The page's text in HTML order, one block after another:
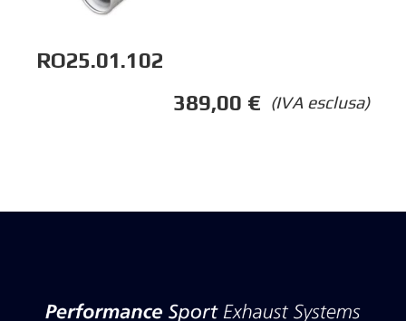
RO25.01.102
(IVA esclusa)
389,00 €